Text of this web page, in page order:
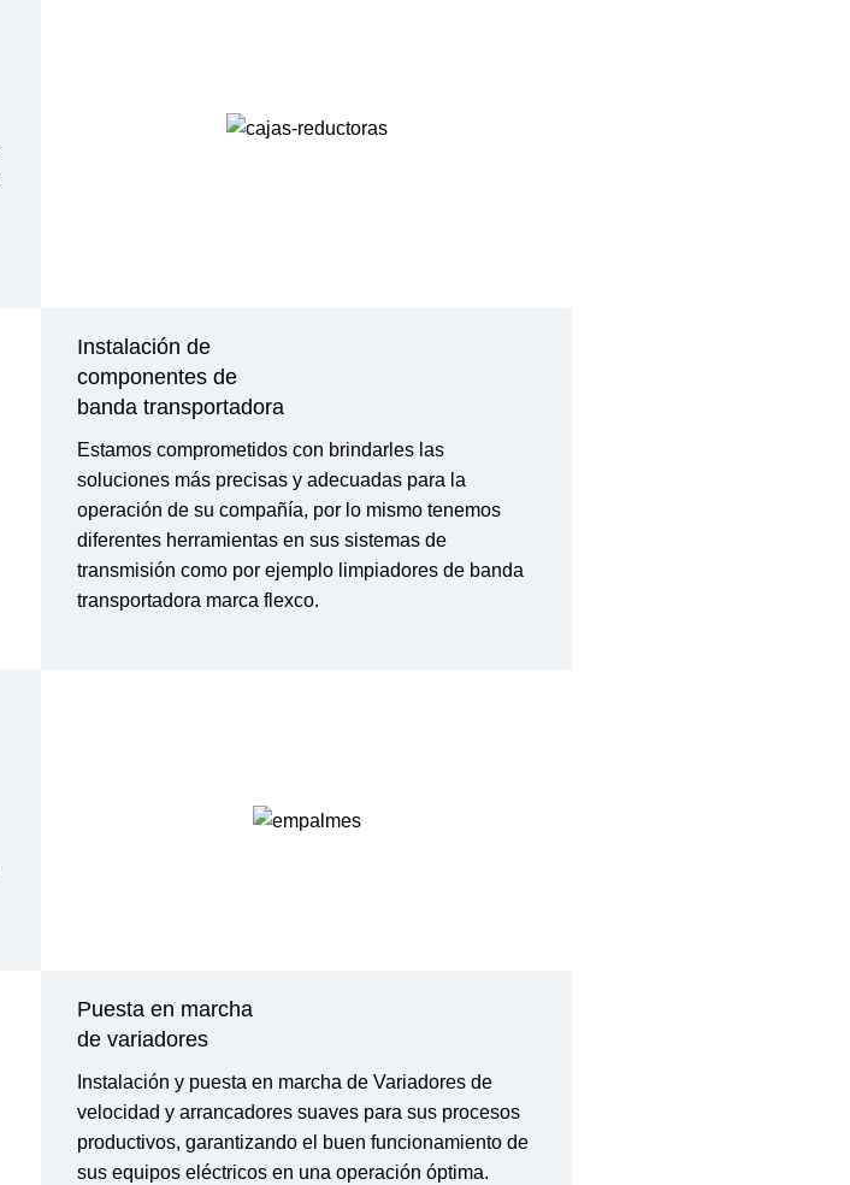
Instalación de
componentes de
banda transportadora
Estamos comprometidos con brindarles las
soluciones más precisas y adecuadas para la
operación de su compañía, por lo mismo tenemos
diferentes herramientas en sus sistemas de
transmisión como por ejemplo limpiadores de banda
transportadora marca flexco.
Puesta en marcha
de variadores
Instalación y puesta en marcha de Variadores de
velocidad y arrancadores suaves para sus procesos
productivos, garantizando el buen funcionamiento de
sus equipos eléctricos en una operación óptima.